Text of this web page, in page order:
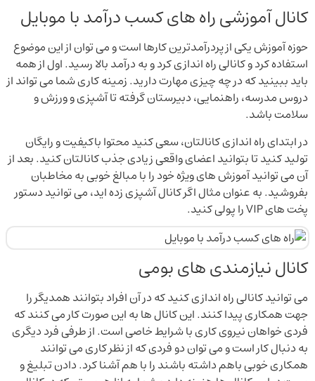
کانال آموزشی راه های کسب درآمد با موبایل
حوزه آموزش یکی از پردرآمدترین کارها است و می توان از این موضوع
استفاده کرد و کانالی راه اندازی کرد و به درآمد بالا رسید. اول از همه
باید ببینید که در چه چیزی مهارت دارید. زمینه کاری شما می تواند از
دروس مدرسه، راهنمایی، دبیرستان گرفته تا آشپزی و ورزش و
سلامت باشد.
در ابتدای راه اندازی کانالتان، سعی کنید محتوا باکیفیت و رایگان
تولید کنید تا بتوانید اعضای واقعی زیادی جذب کانالتان کنید. بعد از
آن می توانید آموزش های ویژه خود را با مبالغ خوبی به مخاطبان
بفروشید. به عنوان مثال اگر کانال آشپزی زده اید، می توانید دستور
پخت های VIP را پولی کنید.
کانال نیازمندی های بومی
می توانید کانالی راه اندازی کنید که در آن افراد بتوانند همدیگر را
جهت همکاری پیدا کنند. این کانال ها به این صورت کار می کنند که
فردی خواهان نیروی کاری با شرایط خاصی است. از طرفی فرد دیگری
به دنبال کار است و می توان دو فردی که از نظر کاری می توانند
همکاری خوبی باهم داشته باشند را با هم آشنا کرد. دادن تبلیغ و